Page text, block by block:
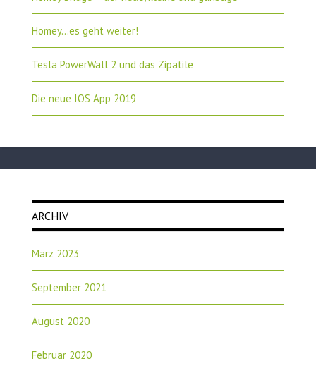
Homey…es geht weiter!
Tesla PowerWall 2 und das Zipatile
Die neue IOS App 2019
ARCHIV
März 2023
September 2021
August 2020
Februar 2020